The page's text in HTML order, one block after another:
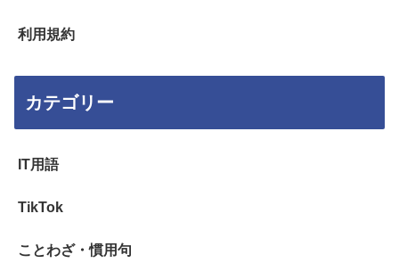
利用規約
カテゴリー
IT用語
TikTok
ことわざ・慣用句